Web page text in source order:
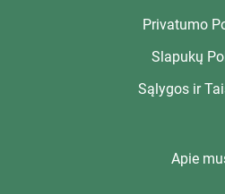
Privatumo
Slapukų
Sąlygos ir
Apie